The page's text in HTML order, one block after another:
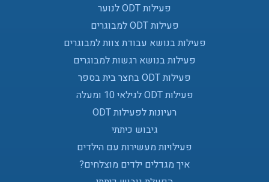
פעילות ODT לנוער
פעילות ODT למבוגרים
פעילות בנושא עבודת צוות למבוגרים
פעילות בנושא רגשות למבוגרים
פעילות ODT בחצר בית בספר
פעילות ODT לגילאי 10 ומעלה
רעיונות לפעילות ODT
גיבוש כיתתי
פעילויות מעשירות עם הילדים
איך מגדלים ילדים מוצלחים?